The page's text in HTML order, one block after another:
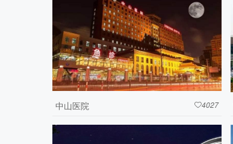
中山医院 4027